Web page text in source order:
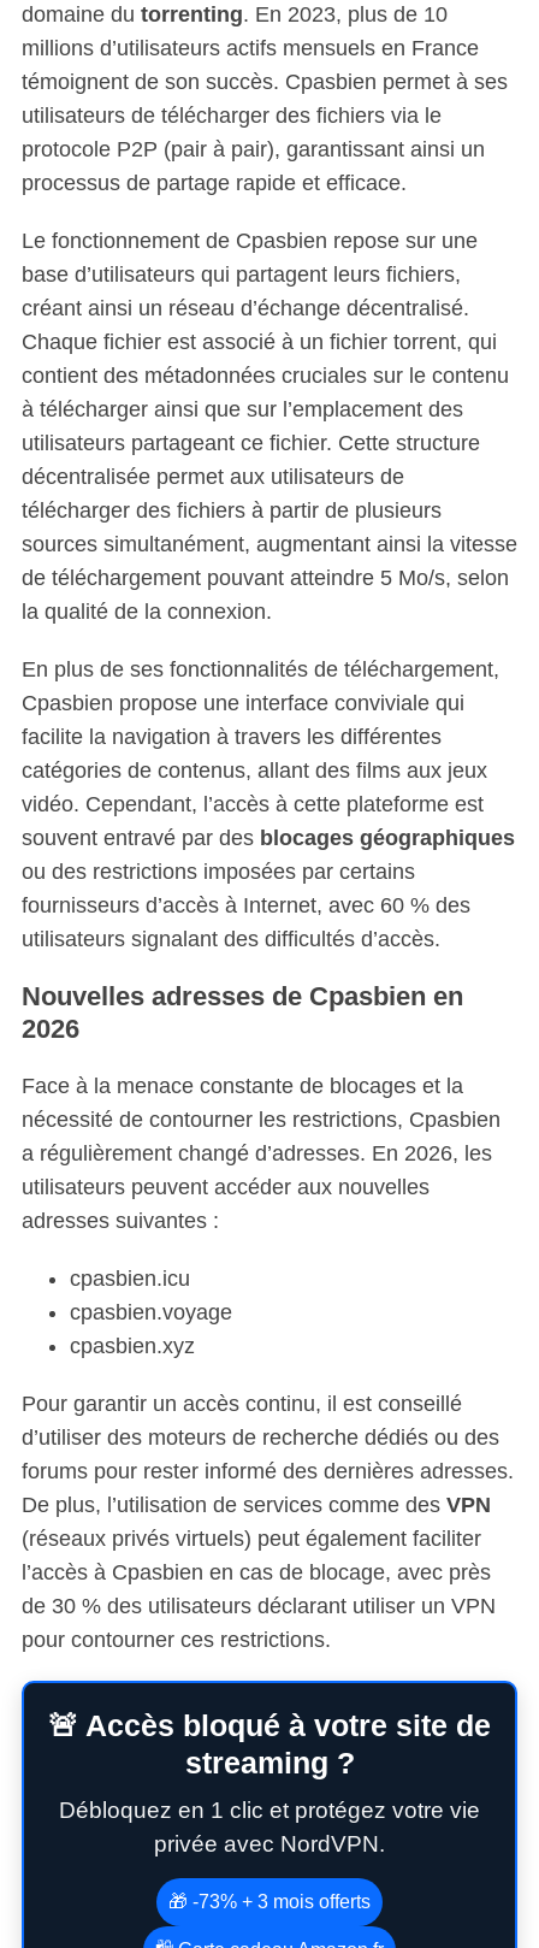
domaine du torrenting. En 2023, plus de 10
millions d’utilisateurs actifs mensuels en France
témoignent de son succès. Cpasbien permet à ses
utilisateurs de télécharger des fichiers via le
protocole P2P (pair à pair), garantissant ainsi un
processus de partage rapide et efficace.
Le fonctionnement de Cpasbien repose sur une
base d’utilisateurs qui partagent leurs fichiers,
créant ainsi un réseau d’échange décentralisé.
Chaque fichier est associé à un fichier torrent, qui
contient des métadonnées cruciales sur le contenu
à télécharger ainsi que sur l’emplacement des
utilisateurs partageant ce fichier. Cette structure
décentralisée permet aux utilisateurs de
télécharger des fichiers à partir de plusieurs
sources simultanément, augmentant ainsi la vitesse
de téléchargement pouvant atteindre 5 Mo/s, selon
la qualité de la connexion.
En plus de ses fonctionnalités de téléchargement,
Cpasbien propose une interface conviviale qui
facilite la navigation à travers les différentes
catégories de contenus, allant des films aux jeux
vidéo. Cependant, l’accès à cette plateforme est
souvent entravé par des blocages géographiques
ou des restrictions imposées par certains
fournisseurs d’accès à Internet, avec 60 % des
utilisateurs signalant des difficultés d’accès.
Nouvelles adresses de Cpasbien en
2026
Face à la menace constante de blocages et la
nécessité de contourner les restrictions, Cpasbien
a régulièrement changé d’adresses. En 2026, les
utilisateurs peuvent accéder aux nouvelles
adresses suivantes :
cpasbien.icu
cpasbien.voyage
cpasbien.xyz
Pour garantir un accès continu, il est conseillé
d’utiliser des moteurs de recherche dédiés ou des
forums pour rester informé des dernières adresses.
De plus, l’utilisation de services comme des VPN
(réseaux privés virtuels) peut également faciliter
l’accès à Cpasbien en cas de blocage, avec près
de 30 % des utilisateurs déclarant utiliser un VPN
pour contourner ces restrictions.
🚨 Accès bloqué à votre site de
streaming ?
Débloquez en 1 clic et protégez votre vie
privée avec NordVPN.
🎁 -73% + 3 mois offerts